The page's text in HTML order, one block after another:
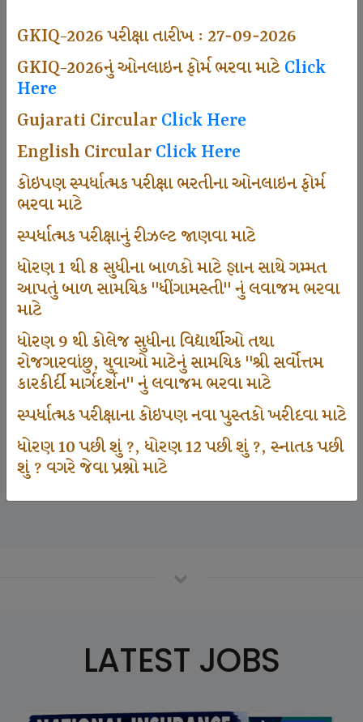
GKIQ-2026 પરીક્ષા તારીખ : 27-09-2026
GKIQ-2026નું ઓનલાઇન ફોર્મ ભરવા માટેClick
Here
Gujarati CircularClick Here
English CircularClick Here
કોઇપણ સ્પર્ધાત્મક પરીક્ષા ભરતીના ઓનલાઇન ફોર્મ
ભરવા માટે
સ્પર્ધાત્મક પરીક્ષાનું રીઝલ્ટ જાણવા માટે
ધોરણ 1 થી 8 સુધીના બાળકો માટે જ્ઞાન સાથે ગમ્મત
આપતું બાળ સામયિક "ધીંગામસ્તી" નું લવાજમ ભરવા
માટે
ધોરણ 9 થી કોલેજ સુધીના વિદ્યાર્થીઓ તથા
રોજગારવાંછુ, યુવાઓ માટેનું સામયિક "શ્રી સર્વોત્તમ
કારકીર્દી માર્ગદર્શન" નું લવાજમ ભરવા માટે
સ્પર્ધાત્મક પરીક્ષાના કોઇપણ નવા પુસ્તકો ખરીદવા માટે
ધોરણ 10 પછી શું ?, ધોરણ 12 પછી શું ?, સ્નાતક પછી
શું ? વગરે જેવા પ્રશ્નો માટે
494
665
Sarvottam Karkirdi Subscripton
1000
Participate School In GKIQ
125000
LATEST JOBS